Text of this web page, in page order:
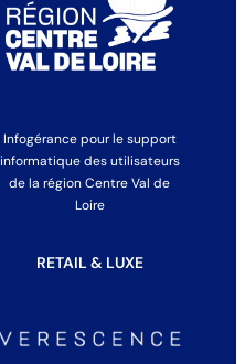
Infogérance pour le support
informatique des utilisateurs
de la région Centre Val de
Loire
RETAIL & LUXE